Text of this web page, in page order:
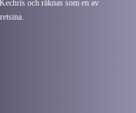
och räknas som en av